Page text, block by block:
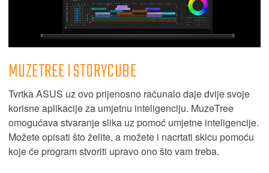
MUZETREE I STORYCUBE
Tvrtka ASUS uz ovo prijenosno računalo daje dvije svoje
korisne aplikacije za umjetnu inteligenciju. MuzeTree
omogućava stvaranje slika uz pomoć umjetne inteligencije.
Možete opisati što želite, a možete i nacrtati skicu pomoću
koje će program stvoriti upravo ono što vam treba.